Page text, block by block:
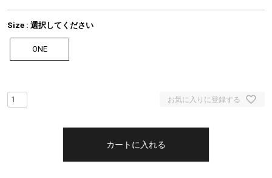
Size 選択してください
ONE
お気に入りに登録する
カートに入れる